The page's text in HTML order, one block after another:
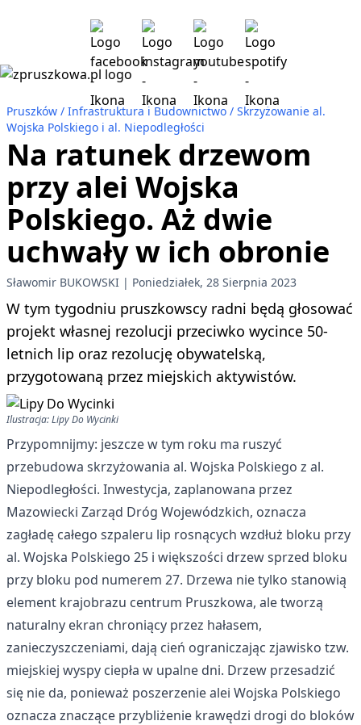
Pruszków Infrastruktura i Budownictwo
Skrzyżowanie al.
Wojska Polskiego i al. Niepodległości
Na ratunek drzewom
przy alei Wojska
Polskiego. Aż dwie
uchwały w ich obronie
Sławomir BUKOWSKI Poniedziałek, 28 Sierpnia 2023
W tym tygodniu pruszkowscy radni będą głosować
projekt własnej rezolucji przeciwko wycince 50-
letnich lip oraz rezolucję obywatelską,
przygotowaną przez miejskich aktywistów.
Ilustracja: Lipy Do Wycinki
Przypomnijmy: jeszcze w tym roku ma ruszyć
przebudowa skrzyżowania al. Wojska Polskiego z al.
Niepodległości. Inwestycja, zaplanowana przez
Mazowiecki Zarząd Dróg Wojewódzkich, oznacza
zagładę całego szpaleru lip rosnących wzdłuż bloku przy
al. Wojska Polskiego 25 i większości drzew sprzed bloku
przy bloku pod numerem 27. Drzewa nie tylko stanowią
element krajobrazu centrum Pruszkowa, ale tworzą
naturalny ekran chroniący przez hałasem,
zanieczyszczeniami, dają cień ograniczając zjawisko tzw.
miejskiej wyspy ciepła w upalne dni. Drzew przesadzić
się nie da, ponieważ poszerzenie alei Wojska Polskiego
oznacza znaczące przybliżenie krawędzi drogi do bloków